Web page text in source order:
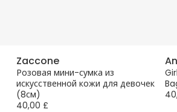
Zaccone
Розовая мини-сумка из
искусственной кожи для девочек
(8см)
40,00 £